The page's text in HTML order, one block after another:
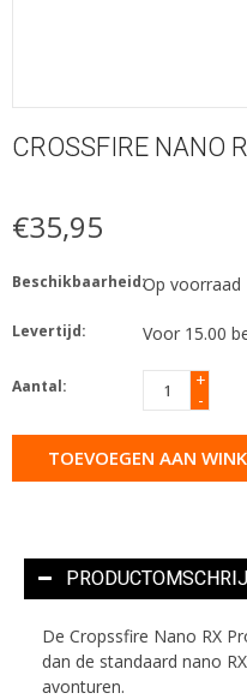
CROSSFIRE NANO
€35,95
Beschikbaarheid:Op voorraad
Levertijd: Voor 15.00
Aantal:
+
-
TOEVOEGEN AAN
De Cropssfire Nano RX
dan de standaard nano
avonturen.